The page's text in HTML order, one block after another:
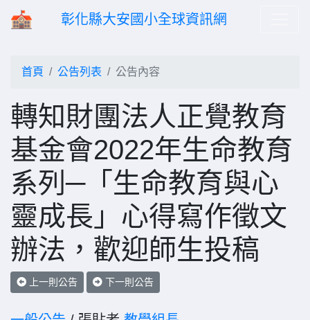
彰化縣大安國小全球資訊網
首頁 公告列表 公告內容
轉知財團法人正覺教育
基金會2022年生命教育
系列─「生命教育與心
靈成長」心得寫作徵文
辦法，歡迎師生投稿
上一則公告 下一則公告